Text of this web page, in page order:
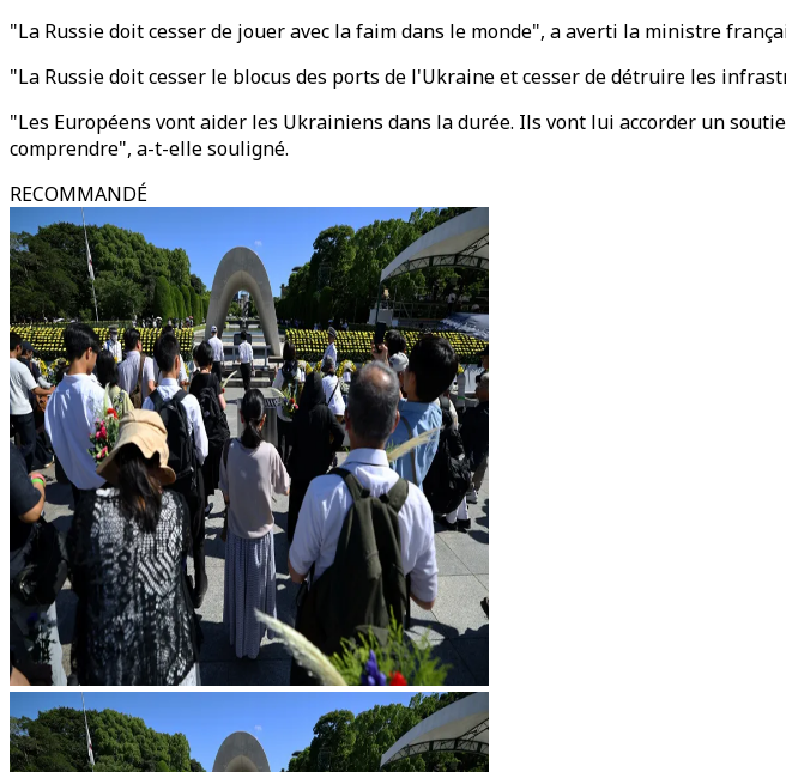
"La Russie doit cesser de jouer avec la faim dans le monde", a averti la ministre
"La Russie doit cesser le blocus des ports de l'Ukraine et cesser de détruire les
"Les Européens vont aider les Ukrainiens dans la durée. Ils vont lui accorder un
comprendre", a-t-elle souligné.
RECOMMANDÉ